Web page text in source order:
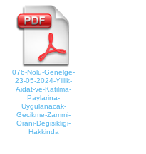
076-Nolu-Genelge-
23-05-2024-Yillik-
Aidat-ve-Katilma-
Paylarina-
Uygulanacak-
Gecikme-Zammi-
Orani-Degisikligi-
Hakkinda